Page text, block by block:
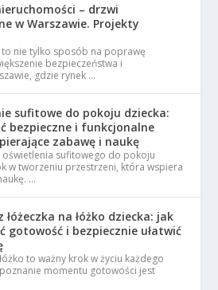
– drzwi
w Warszawie. Projekty
nie tylko sposób na poprawę
bezpieczeństwa i
gdzie rynek …
sufitowe do pokoju dziecka:
bezpieczne i funkcjonalne
zabawę i naukę
sufitowego do pokoju
w tworzeniu przestrzeni, która wspiera
…
łóżeczka na łóżko dziecka: jak
gotowość i bezpiecznie ułatwić
to ważny krok w życiu każdego
momentu gotowości jest